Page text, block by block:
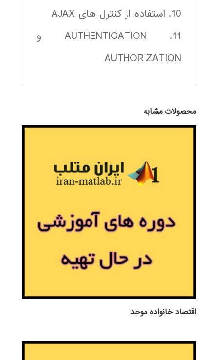
10. استفاده از کنترل های AJAX
11. AUTHENTICATION و
AUTHORIZATION
محصولات مشابه
اقتصاد خانواده موحد